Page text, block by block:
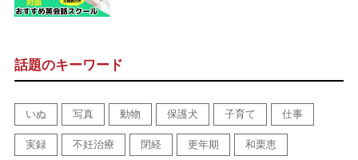
話題のキーワード
いぬ 写真 動物 保護犬 子育て 仕事
実録 不妊治療 閉経 更年期 和栗恵